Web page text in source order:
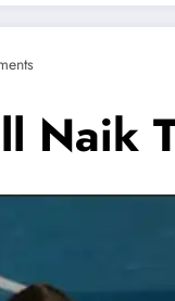
Naik